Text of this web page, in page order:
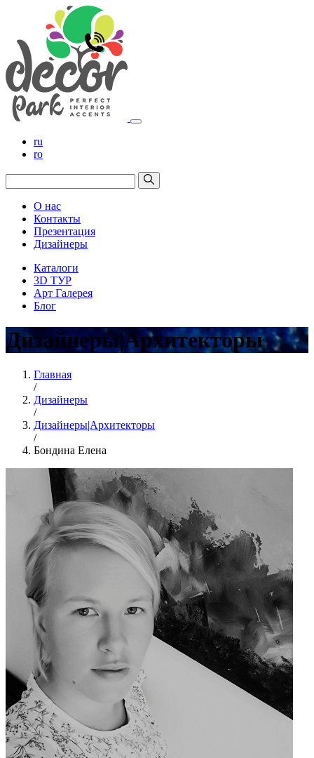
ru
ro
О нас
Контакты
Презентация
Дизайнеры
Каталоги
3D ТУР
Арт Галерея
Блог
Дизайнеры|Архитекторы
Главная
/
Дизайнеры
/
Дизайнеры|Архитекторы
/
Бондина Елена